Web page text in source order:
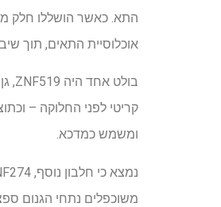
התא. כאשר הושללו חלק
אוכלוסיית התאים, תוך
ומשמש כמדכא.
משוכפלים נתחי הגנום